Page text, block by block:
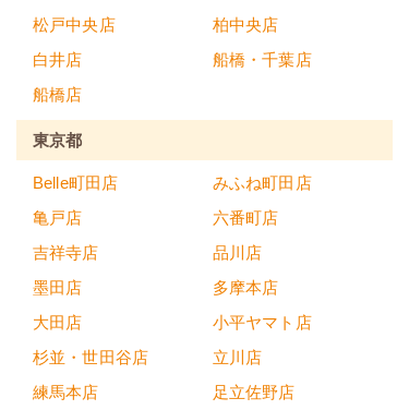
松戸中央店
柏中央店
白井店
船橋・千葉店
船橋店
東京都
Belle町田店
みふね町田店
亀戸店
六番町店
吉祥寺店
品川店
墨田店
多摩本店
大田店
小平ヤマト店
杉並・世田谷店
立川店
練馬本店
足立佐野店